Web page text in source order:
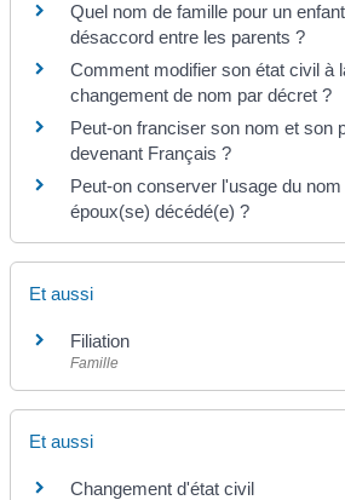
Quel nom de famille pour un
désaccord entre les parents ?
Comment modifier son état civil à
changement de nom par décret ?
Peut-on franciser son nom et son
devenant Français ?
Peut-on conserver l'usage du
époux(se) décédé(e) ?
Et aussi
Filiation
Famille
Et aussi
Changement d'état civil